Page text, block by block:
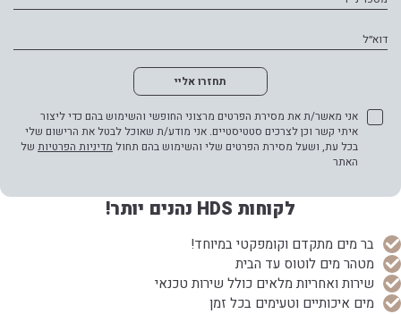
דוא״ל
תחזרו אליי
אני מאשר/ת את מסירת הפרטים מרצוני החופשי והשימוש בהם כדי ליצור
איתי קשר וכן לצרכים סטטיסטיים. אני מודע/ת שאוכל לבטל את הרישום שלי
בכל עת, ושעל מסירת הפרטים שלי והשימוש בהם תחול מדיניות הפרטיות של
האתר
לקוחות HDS נהנים יותר!
בר מים מתקדם וקומפקטי במיוחד!
מטהר מים לוטוס עד הבית
שירות ואחריות מלאים כולל שירות טכנאי
מים איכותיים וטעימים בכל זמן